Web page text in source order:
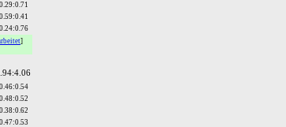
0.29:0.71
0.59:0.41
0.24:0.76
]
0.46:0.54
0.48:0.52
0.38:0.62
0.47:0.53